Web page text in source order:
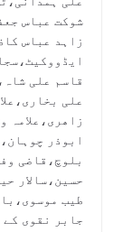
شوکت عباس
زاہد عباس
قاسم علی
علی
زاھری،علامہ
ابوذر
بلوچ،قاضی
حسین،سالار
طیب
جابر نقوی کے